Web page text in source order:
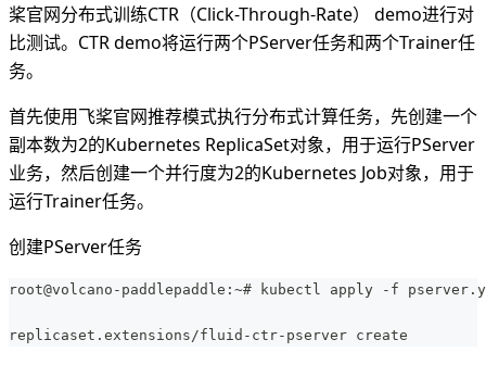
桨官网分布式训练CTR（Click-Through-Rate） demo进行对
比测试。CTR demo将运行两个PServer任务和两个Trainer任
务。
首先使用飞桨官网推荐模式执行分布式计算任务，先创建一个
副本数为2的Kubernetes ReplicaSet对象，用于运行PServer
业务，然后创建一个并行度为2的Kubernetes Job对象，用于
运行Trainer任务。
创建PServer任务
root@volcano-paddlepaddle:~# kubectl apply -f
replicaset.extensions/fluid-ctr-pserver create